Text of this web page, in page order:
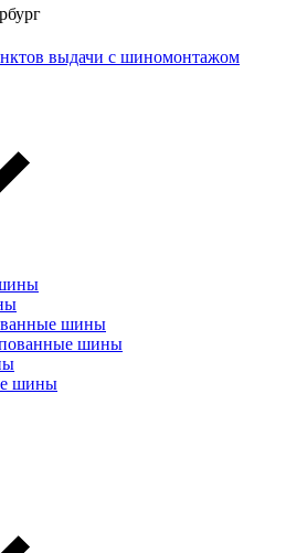
выдачи с шиномонтажом
шины
шины
шины